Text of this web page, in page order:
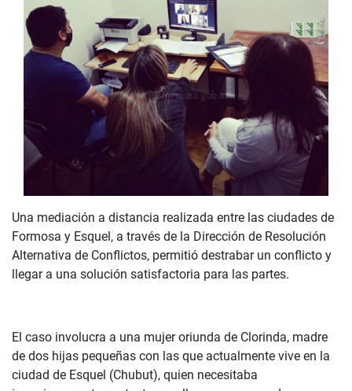
Una mediación a distancia realizada entre las ciudades de
Formosa y Esquel, a través de la Dirección de Resolución
Alternativa de Conflictos, permitió destrabar un conflicto y
llegar a una solución satisfactoria para las partes.
El caso involucra a una mujer oriunda de Clorinda, madre
de dos hijas pequeñas con las que actualmente vive en la
ciudad de Esquel (Chubut), quien necesitaba